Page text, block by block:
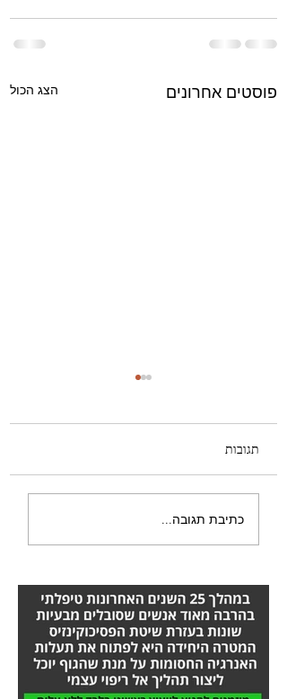
פוסטים אחרונים הצג הכול
היה לי טישטוש בעין -
תגובות
כתיבת תגובה...